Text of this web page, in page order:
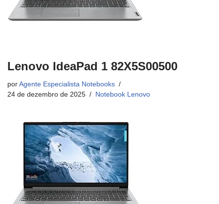
Lenovo IdeaPad 1 82X5S00500
por Agente Especialista Notebooks
24 de dezembro de 2025
Notebook Lenovo